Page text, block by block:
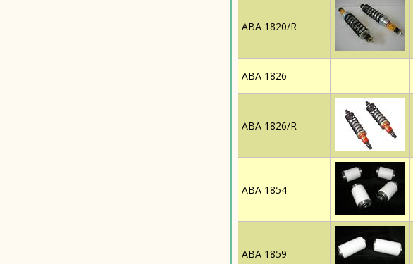
ABA 1820/R
ABA 1826
ABA 1826/R
ABA 1854
ABA 1859